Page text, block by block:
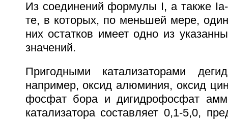
Из соединений формулы I, а также
те, в которых, по меньшей мере,
них остатков имеет одно из
значений.
Пригодными катализаторами
например, оксид алюминия, оксид
фосфат бора и дигидрофосфат
катализатора составляет 0,1-5,0,